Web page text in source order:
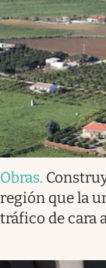
Obras.
región que la
tráfico de cara